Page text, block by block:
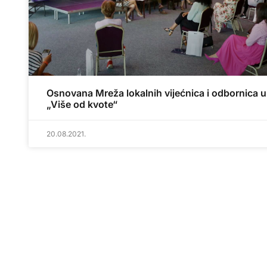
Osnovana Mreža lokalnih vijećnica i odbornica
„Više od kvote“
20.08.2021.